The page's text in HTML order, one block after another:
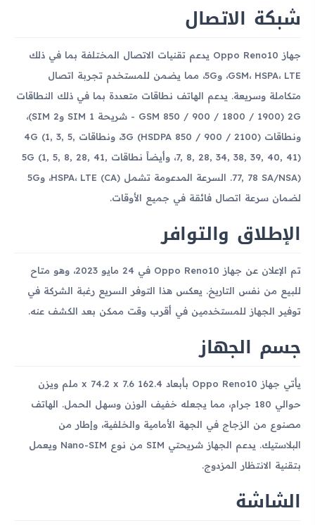
شبكة الاتصال
جهاز Oppo Reno10 يدعم تقنيات الاتصال المختلفة بما في ذلك
GSM، HSPA، LTE، و5G، مما يضمن للمستخدم تجربة اتصال
متكاملة وسريعة. يدعم الهاتف نطاقات متعددة بما في ذلك النطاقات
2G (GSM 850 / 900 / 1800 / 1900 - شريحة SIM 1 وSIM 2)،
ونطاقات 3G (HSDPA 850 / 900 / 2100)، ونطاقات 4G (1, 3, 5,
7, 8, 28, 34, 38, 39, 40, 41)، وأيضاً نطاقات 5G (1, 5, 8, 28, 41,
77, 78 SA/NSA). السرعة المدعومة تشمل HSPA، LTE (CA)، و5G
لضمان سرعة اتصال فائقة في جميع الأوقات.
الإطلاق والتوافر
تم الإعلان عن جهاز Oppo Reno10 في 24 مايو 2023، وهو متاح
للبيع من نفس التاريخ. يعكس هذا التوفر السريع رغبة الشركة في
توفير الجهاز للمستخدمين في أقرب وقت ممكن بعد الكشف عنه.
جسم الجهاز
يأتي جهاز Oppo Reno10 بأبعاد 162.4 x 74.2 x 7.6 ملم ويزن
حوالي 180 جرام، مما يجعله خفيف الوزن وسهل الحمل. الهاتف
مصنوع من الزجاج في الجهة الأمامية والخلفية، وإطار من
البلاستيك. يدعم الجهاز شريحتي SIM من نوع Nano-SIM ويعمل
بتقنية الانتظار المزدوج.
الشاشة